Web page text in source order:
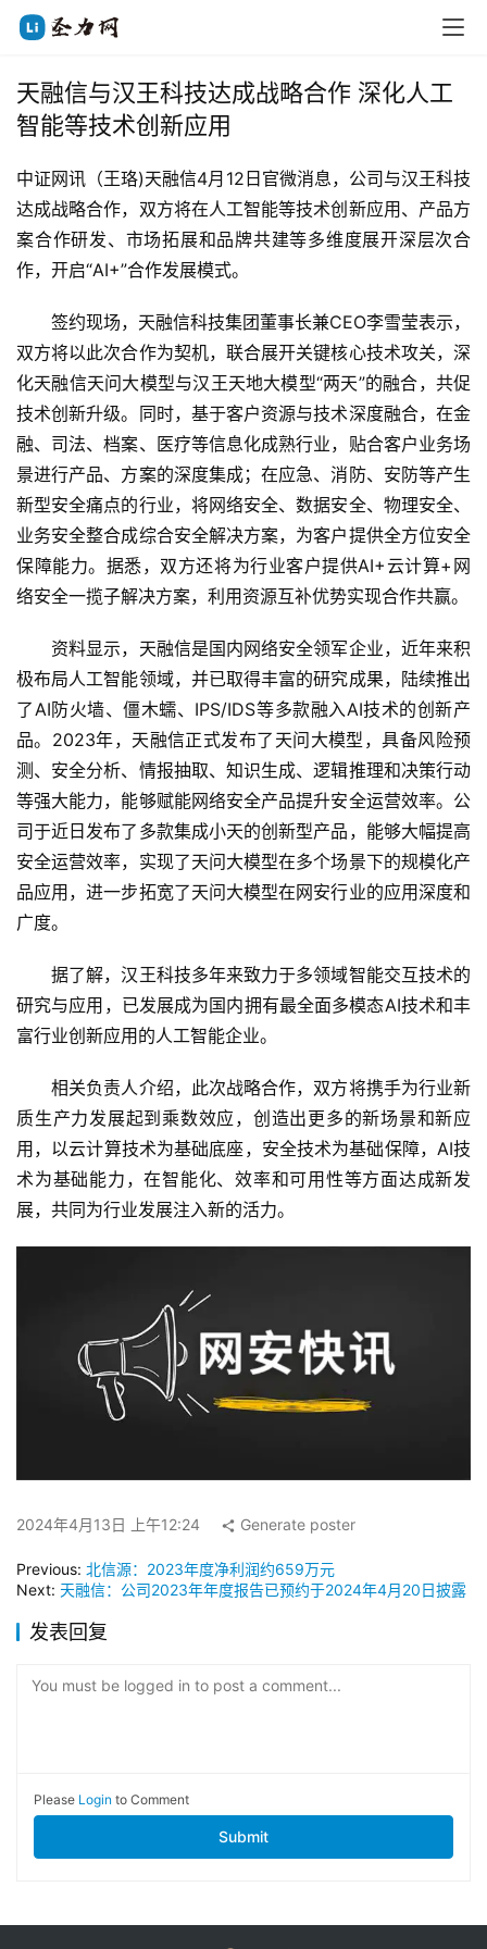
天融信与汉王科技达成战略合作 深化人工
智能等技术创新应用
中证网讯（王珞)天融信4月12日官微消息，公司与汉王科技
达成战略合作，双方将在人工智能等技术创新应用、产品方
案合作研发、市场拓展和品牌共建等多维度展开深层次合
作，开启“AI+”合作发展模式。
签约现场，天融信科技集团董事长兼CEO李雪莹表示，
双方将以此次合作为契机，联合展开关键核心技术攻关，深
化天融信天问大模型与汉王天地大模型“两天”的融合，共促
技术创新升级。同时，基于客户资源与技术深度融合，在金
融、司法、档案、医疗等信息化成熟行业，贴合客户业务场
景进行产品、方案的深度集成；在应急、消防、安防等产生
新型安全痛点的行业，将网络安全、数据安全、物理安全、
业务安全整合成综合安全解决方案，为客户提供全方位安全
保障能力。据悉，双方还将为行业客户提供AI+云计算+网
络安全一揽子解决方案，利用资源互补优势实现合作共赢。
资料显示，天融信是国内网络安全领军企业，近年来积
极布局人工智能领域，并已取得丰富的研究成果，陆续推出
了AI防火墙、僵木蠕、IPS/IDS等多款融入AI技术的创新产
品。2023年，天融信正式发布了天问大模型，具备风险预
测、安全分析、情报抽取、知识生成、逻辑推理和决策行动
等强大能力，能够赋能网络安全产品提升安全运营效率。公
司于近日发布了多款集成小天的创新型产品，能够大幅提高
安全运营效率，实现了天问大模型在多个场景下的规模化产
品应用，进一步拓宽了天问大模型在网安行业的应用深度和
广度。
据了解，汉王科技多年来致力于多领域智能交互技术的
研究与应用，已发展成为国内拥有最全面多模态AI技术和丰
富行业创新应用的人工智能企业。
相关负责人介绍，此次战略合作，双方将携手为行业新
质生产力发展起到乘数效应，创造出更多的新场景和新应
用，以云计算技术为基础底座，安全技术为基础保障，AI技
术为基础能力，在智能化、效率和可用性等方面达成新发
展，共同为行业发展注入新的活力。
2024年4月13日 上午12:24 Generate poster
Previous: 北信源：2023年度净利润约659万元
Next: 天融信：公司2023年年度报告已预约于2024年4月20日披露
发表回复
You must be logged in to post a comment...
Please Login to Comment
Submit